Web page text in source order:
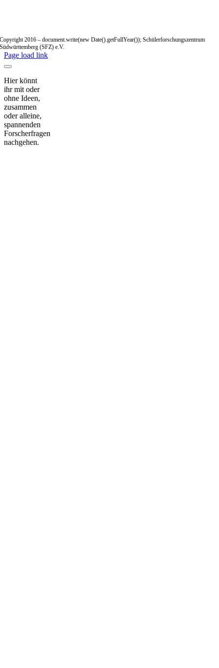
Copyright 2016 – document.write(new Date().getFullYear()); Schülerforschungszentrum
Südwürttemberg (SFZ) e.V.
Page load link
Hier könnt
ihr mit oder
ohne Ideen,
zusammen
oder alleine,
spannenden
Forscherfragen
nachgehen.